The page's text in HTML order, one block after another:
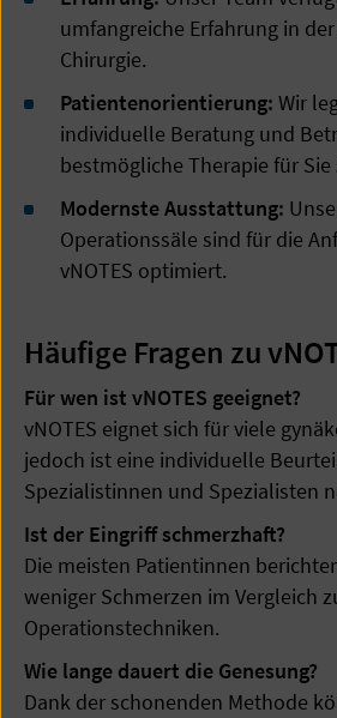
umfangreiche Erfahrung in
Chirurgie.
Patientenorientierung: Wir
individuelle Beratung und
bestmögliche Therapie für
Modernste Ausstattung:
Operationssäle sind für die
vNOTES optimiert.
Häufige Fragen zu
Für wen ist vNOTES geeignet?
vNOTES eignet sich für viele
jedoch ist eine individuelle
Spezialistinnen und Spezialisten
Ist der Eingriff schmerzhaft?
Die meisten Patientinnen
weniger Schmerzen im Vergleich
Operationstechniken.
Wie lange dauert die Genesung?
Dank der schonenden Methode